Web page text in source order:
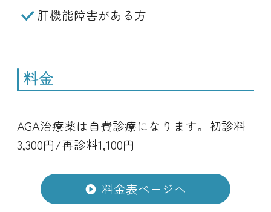
肝機能障害がある方
料金
AGA治療薬は自費診療になります。初診料
3,300円/再診料1,100円
料金表ページへ